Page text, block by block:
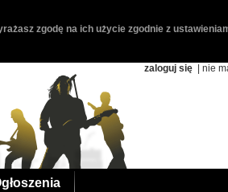
zgodę na ich użycie zgodnie z
zaloguj się | nie